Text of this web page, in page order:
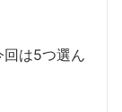
回は5つ選ん